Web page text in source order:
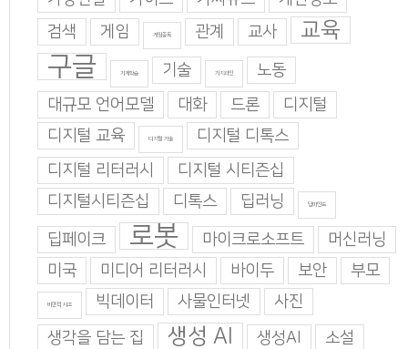
검색
게임 게임중독 관계 교사 교육
구글 기계학습 기술 기지과인
노동
대규모 언어모델
대화 드론
디지털
디지털 교육
디지털 기술
디지털 디톡스
디지털 리터러시
디지털 시티즌십
디지털시티즌십
디톡스 딥러닝 딥마인드
딥페이크 로봇 마이크로소프트
머신러닝
미국
미디어 리터러시 바이두 보안 부모
비판적 사고 빅데이터 사물인터넷
사진
생각을 담는 집
생성 AI 생성AI 소설